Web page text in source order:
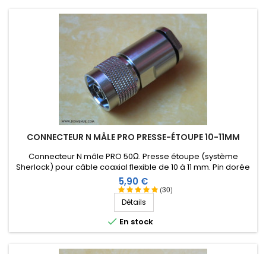
CONNECTEUR N MÂLE PRO PRESSE-ÉTOUPE 10-11MM
(30)
Connecteur N mâle PRO 50Ω. Presse étoupe (système
Sherlock) pour câble coaxial flexible de 10 à 11 mm. Pin dorée
(X2) et isolation Téflon
Prix
5,90 €
Détails
 En stock